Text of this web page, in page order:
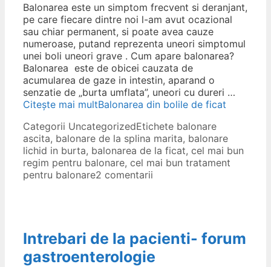
Balonarea este un simptom frecvent si deranjant,
pe care fiecare dintre noi l-am avut ocazional
sau chiar permanent, si poate avea cauze
numeroase, putand reprezenta uneori simptomul
unei boli uneori grave . Cum apare balonarea?
Balonarea este de obicei cauzata de
acumularea de gaze in intestin, aparand o
senzatie de „burta umflata”, uneori cu dureri …
Citește mai multBalonarea din bolile de ficat
Categorii UncategorizedEtichete balonare
ascita, balonare de la splina marita, balonare
lichid in burta, balonarea de la ficat, cel mai bun
regim pentru balonare, cel mai bun tratament
pentru balonare2 comentarii
Intrebari de la pacienti- forum
gastroenterologie